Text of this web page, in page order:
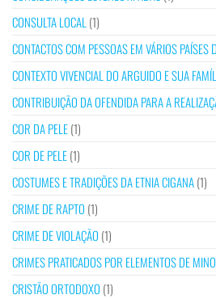
CONSULTA LOCAL (1)
CONTACTOS COM PESSOAS EM VÁRIOS PAÍSES
CONTEXTO VIVENCIAL DO ARGUIDO E SUA
CONTRIBUIÇÃO DA OFENDIDA PARA A
COR DA PELE(1)
COR DE PELE(1)
COSTUMES E TRADIÇÕES DA ETNIA CIGANA(1)
CRIME DE RAPTO (1)
CRIME DE VIOLAÇÃO (1)
CRIMES PRATICADOS POR ELEMENTOS DE
CRISTÃO ORTODOXO (1)